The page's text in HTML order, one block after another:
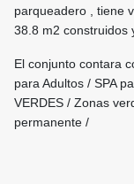
parqueadero , tiene
38.8 m2 construidos
El conjunto contara
para Adultos / SPA
VERDES / Zonas
permanente /